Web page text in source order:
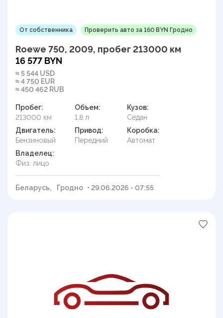
От собственника Проверить авто за 160 BYN Гродно
Roewe 750, 2009, пробег 213000 км
16 577 BYN
≈ 5 544 USD
≈ 4 750 EUR
≈ 450 462 RUB
Пробег:
213000 км
Объем:
1.8 л
Кузов:
Седан
Двигатель:
Бензиновый
Привод:
Передний
Коробка:
Автомат
Владелец:
Физ. лицо
Беларусь, Гродно • 29.06.2026 - 07:55